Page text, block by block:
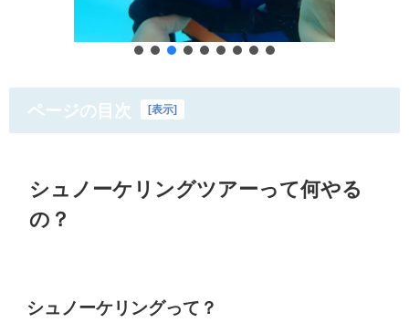
ページの目次 [表示]
シュノーケリングツアーって何やる
の？
シュノーケリングって？